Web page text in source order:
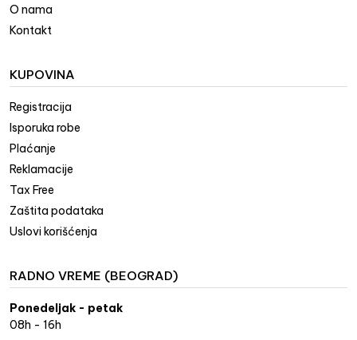
O nama
Kontakt
KUPOVINA
Registracija
Isporuka robe
Plaćanje
Reklamacije
Tax Free
Zaštita podataka
Uslovi korišćenja
RADNO VREME (BEOGRAD)
Ponedeljak - petak
08h - 16h